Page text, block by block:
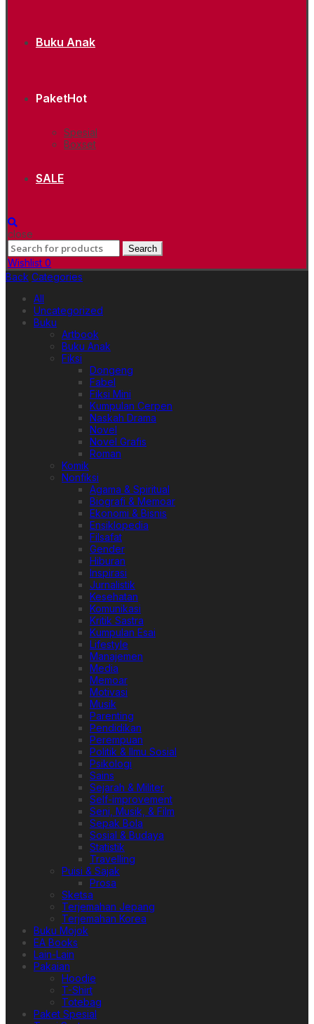
Buku Anak
PaketHot
Spesial
Boxset
SALE
close
Search
for:
Search
Wishlist 0
Back Categories
All
Uncategorized
Buku
Artbook
Buku Anak
Fiksi
Dongeng
Fabel
Fiksi Mini
Kumpulan Cerpen
Naskah Drama
Novel
Novel Grafis
Roman
Komik
Nonfiksi
Agama & Spiritual
Biografi & Memoar
Ekonomi & Bisnis
Ensiklopedia
Filsafat
Gender
Hiburan
Inspirasi
Jurnalistik
Kesehatan
Komunikasi
Kritik Sastra
Kumpulan Esai
Lifestyle
Manajemen
Media
Memoar
Motivasi
Musik
Parenting
Pendidikan
Perempuan
Politik & Ilmu Sosial
Psikologi
Sains
Sejarah & Militer
Self-improvement
Seni, Musik, & Film
Sepak Bola
Sosial & Budaya
Statistik
Travelling
Puisi & Sajak
Prosa
Sketsa
Terjemahan Jepang
Terjemahan Korea
Buku Mojok
EA Books
Lain-Lain
Pakaian
Hoodie
T-Shirt
Totebag
Paket Spesial